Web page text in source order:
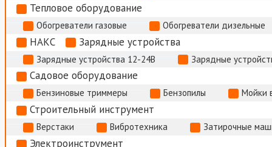
Тепловое оборудование
Обогреватели газовые Обогреватели дизельные
НАКС Зарядные устройства
Зарядные устройства 12-24В Зарядные
Садовое оборудование
Бензиновые триммеры Бензопилы Мойки
Строительный инструмент
Верстаки Вибротехника Затирочные
Электроинструмент